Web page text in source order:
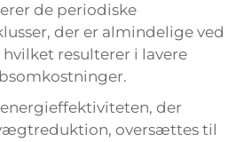
de periodiske
der er almindelige ved
resulterer i lavere
der
oversættes til